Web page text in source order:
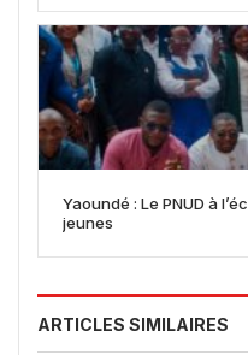
Yaoundé : Le PNUD à
jeunes
ARTICLES SIMILAIRES